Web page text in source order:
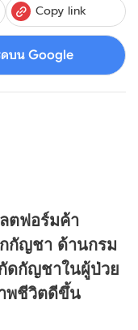
Copy link
ดบน Google
ตฟอร์มค้า
กัญชา ด้านกรม
ดกัญชาในผู้ป่วย
พชีวิตดีขึ้น